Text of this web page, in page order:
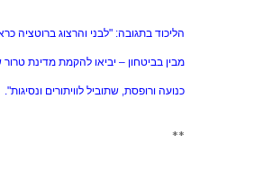
הליכוד בתגובה: "לבני והרצוג
מבין בביטחון – יביאו להקמת מדינת
כנועה ורופסת, שתוביל לוויתורים ונסיגות".
**